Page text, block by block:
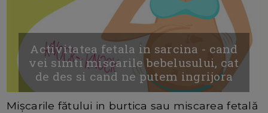
Activitatea fetala in sarcina - cand
vei simti miscarile bebelusului, cat
de des si cand ne putem ingrijora
Mișcarile fătului in burtica sau miscarea fetală